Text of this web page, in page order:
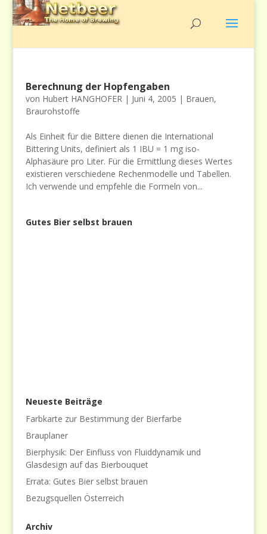
Berechnung der Hopfengaben
von Hubert HANGHOFER| Juni 4, 2005 | Brauen,
Braurohstoffe
Als Einheit für die Bittere dienen die International
Bittering Units, definiert als 1 IBU = 1 mg iso-
Alphasäure pro Liter. Für die Ermittlung dieses Wertes
existieren verschiedene Rechenmodelle und Tabellen.
Ich verwende und empfehle die Formeln von...
Gutes Bier selbst brauen
Neueste Beiträge
Farbkarte zur Bestimmung der Bierfarbe
Brauplaner
Bierphysik: Der Einfluss von Fluiddynamik und
Glasdesign auf das Bierbouquet
Errata: Gutes Bier selbst brauen
Bezugsquellen Österreich
Archiv